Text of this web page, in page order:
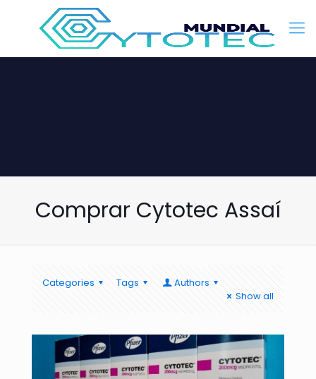
Comprar Cytotec Assaí
Categories Tags
Authors
Show all